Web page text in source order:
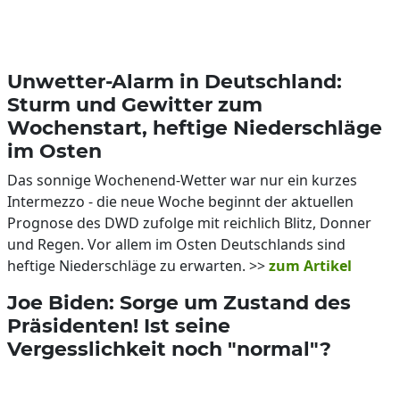
Unwetter-Alarm in Deutschland:
Sturm und Gewitter zum
Wochenstart, heftige Niederschläge
im Osten
Das sonnige Wochenend-Wetter war nur ein kurzes
Intermezzo - die neue Woche beginnt der aktuellen
Prognose des DWD zufolge mit reichlich Blitz, Donner
und Regen. Vor allem im Osten Deutschlands sind
heftige Niederschläge zu erwarten. >>zum Artikel
Joe Biden: Sorge um Zustand des
Präsidenten! Ist seine
Vergesslichkeit noch "normal"?